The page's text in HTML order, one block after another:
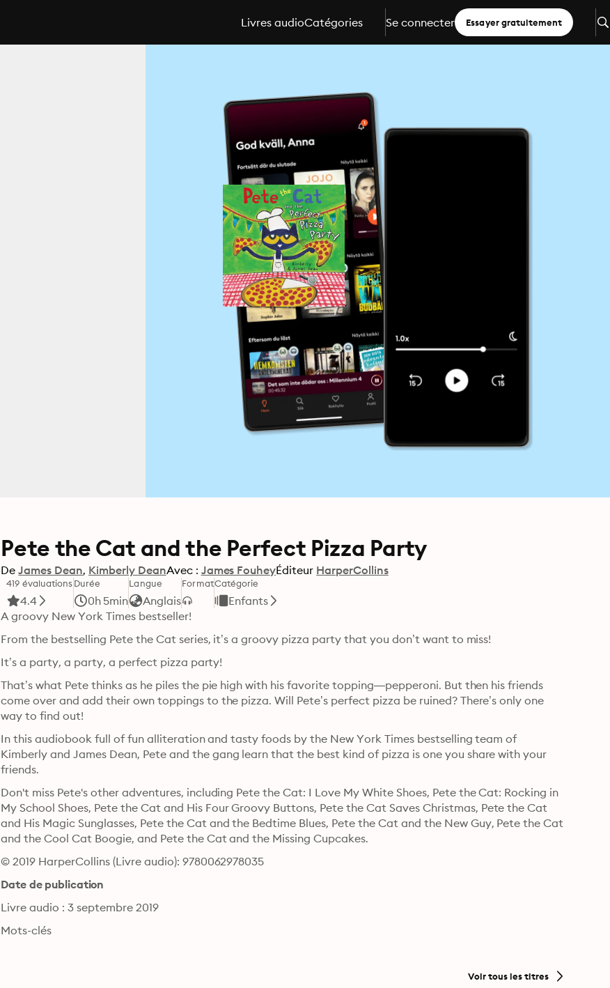
Livres audioCatégories Se connecter Essayer gratuitement
Pete the Cat and the Perfect Pizza Party
De James Dean Kimberly DeanAvec : James FouheyÉditeur HarperCollins
419 évaluations
4.4
Durée
0h 5min
Langue
Anglais
FormatCatégorie
Enfants
A groovy New York Times bestseller!
From the bestselling Pete the Cat series, it’s a groovy pizza party that you don’t want to miss!
It’s a party, a party, a perfect pizza party!
That’s what Pete thinks as he piles the pie high with his favorite topping—pepperoni. But then his friends
come over and add their own toppings to the pizza. Will Pete’s perfect pizza be ruined? There’s only one
In this audiobook full of fun alliteration and tasty foods by the New York Times bestselling team of
Kimberly and James Dean, Pete and the gang learn that the best kind of pizza is one you share with your
friends.
Don't miss Pete's other adventures, including Pete the Cat: I Love My White Shoes, Pete the Cat: Rocking in
My School Shoes, Pete the Cat and His Four Groovy Buttons, Pete the Cat Saves Christmas, Pete the Cat
and His Magic Sunglasses, Pete the Cat and the Bedtime Blues, Pete the Cat and the New Guy, Pete the Cat
and the Cool Cat Boogie, and Pete the Cat and the Missing Cupcakes.
© 2019 HarperCollins (Livre audio): 9780062978035
Date de publication
Livre audio : 3 septembre 2019
Mots-clés
Voir tous les titres